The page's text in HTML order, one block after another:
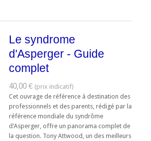
Le syndrome
d'Asperger - Guide
complet
40,00 €
Cet ouvrage de référence à destination des
professionnels et des parents, rédigé par la
référence mondiale du syndrôme
d'Asperger, offre un panorama complet de
la question. Tony Attwood, un des meilleurs